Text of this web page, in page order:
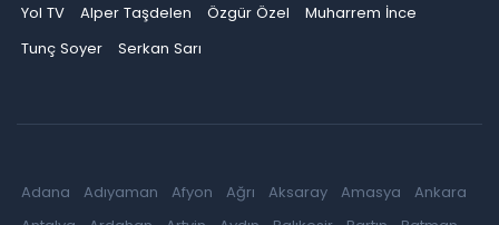
Yol TV
Alper Taşdelen Özgür Özel
Muharrem İnce
Tunç Soyer
Serkan Sarı
Adana Adıyaman Afyon Ağrı Aksaray Amasya
Ankara